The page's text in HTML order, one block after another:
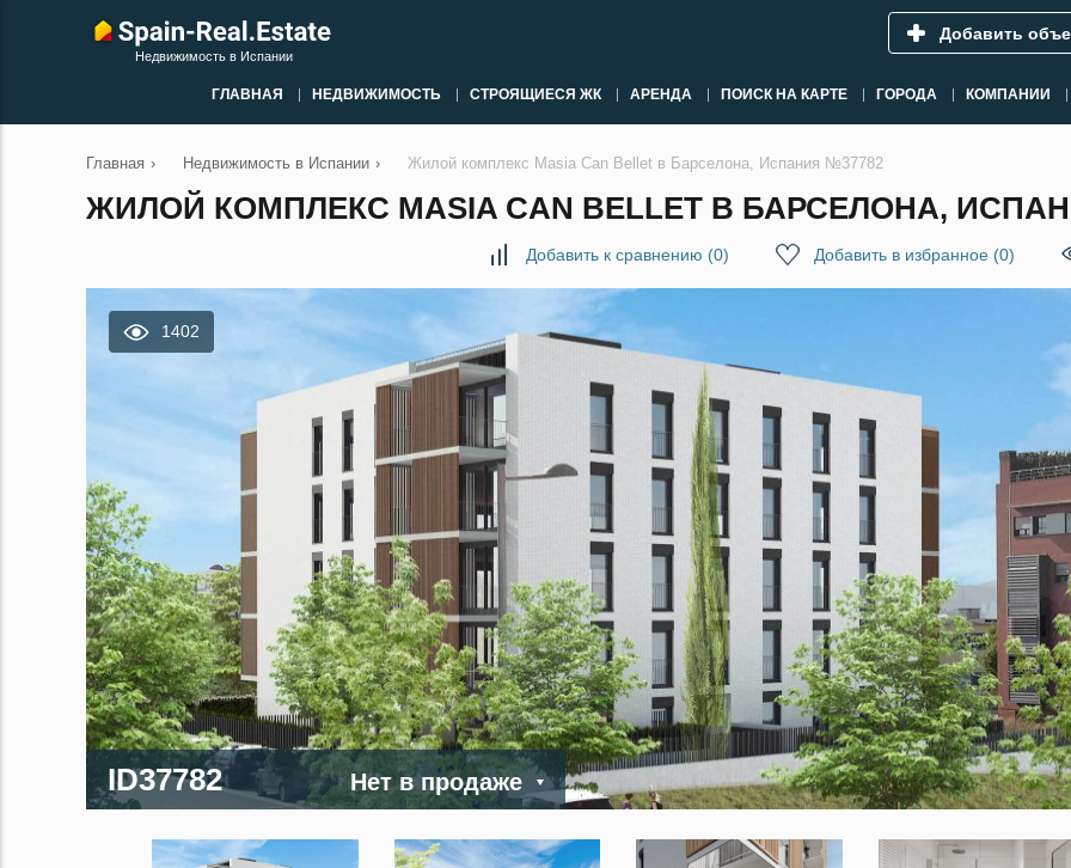
Недвижимость в Испании
Добавить
ГЛАВНАЯ НЕДВИЖИМОСТЬ СТРОЯЩИЕСЯ ЖК АРЕНДА ПОИСК НА КАРТЕ ГОРОДА КОМПАНИИ
Главная › Недвижимость в Испании › Жилой комплекс Masia Can Bellet в Барселона, Испания №37782
ЖИЛОЙ КОМПЛЕКС MASIA CAN BELLET В БАРСЕЛОНА,
Добавить к сравнению (0) Добавить в избранное (0)
1402
ID37782 Нет в продаже